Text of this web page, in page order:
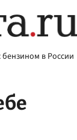
в России